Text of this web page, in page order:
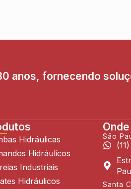
anos, fornecendo
Hidráulicas
Hidráulicos
Industriais
Hidráulicos
São
Santa